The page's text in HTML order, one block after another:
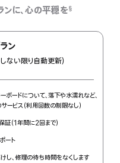
ンに、心の平穏を§
ン
しない限り自動更新）
ドについて、落下や水濡れなど、
ビス（利用回数の制限なし）
（1年間に2回まで）
ート
し、修理の待ち時間をなくします